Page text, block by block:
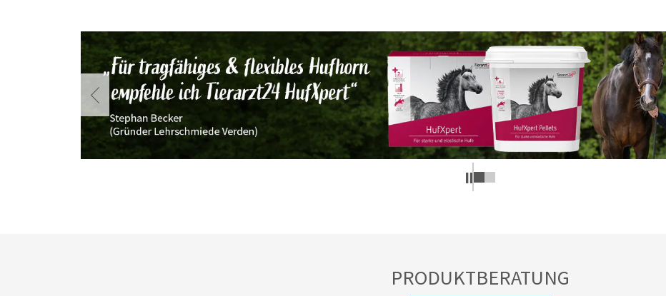
PRODUKTBERATUNG